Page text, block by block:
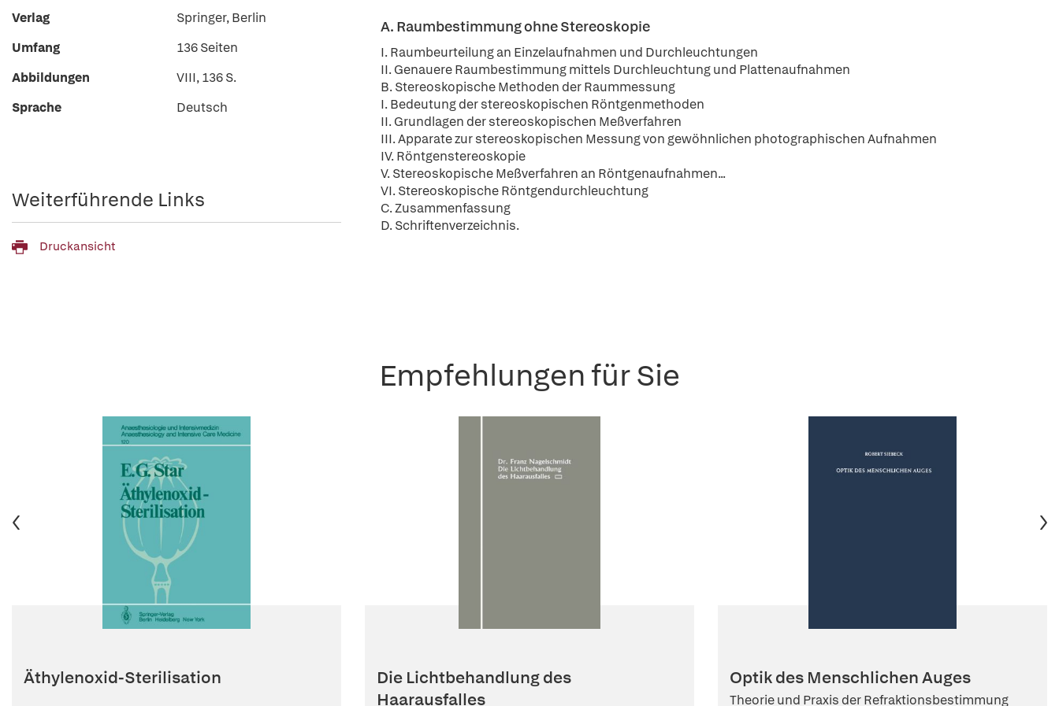
A. Raumbestimmung ohne Stereoskopie
I. Raumbeurteilung an Einzelaufnahmen und Durchleuchtungen
II. Genauere Raumbestimmung mittels Durchleuchtung und Plattenaufnahmen
B. Stereoskopische Methoden der Raummessung
I. Bedeutung der stereoskopischen Röntgenmethoden
II. Grundlagen der stereoskopischen Meßverfahren
III. Apparate zur stereoskopischen Messung von gewöhnlichen photographischen Aufnahmen
IV. Röntgenstereoskopie
V. Stereoskopische Meßverfahren an Röntgenaufnahmen...
VI. Stereoskopische Röntgendurchleuchtung
C. Zusammenfassung
D. Schriftenverzeichnis.
Verlag
Springer, Berlin
Umfang
136 Seiten
Abbildungen
VIII, 136 S.
Sprache
Deutsch
Weiterführende Links
Druckansicht
Empfehlungen für Sie
Äthylenoxid-Sterilisation
Die Lichtbehandlung des
Haarausfalles
Optik des Menschlichen Auges
Theorie und Praxis der Refraktionsbestimmung